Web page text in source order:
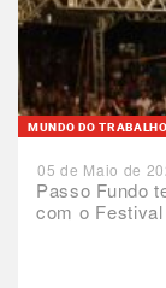
Passo Fundo
com o
MUNDO DO TRABALHO
05 de Maio de